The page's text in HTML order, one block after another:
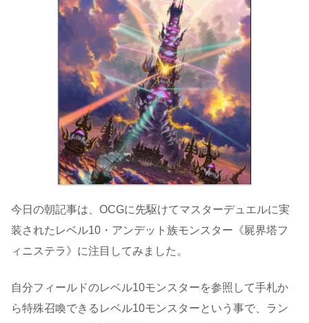
今日の朝記事は、OCGに先駆けてマスターデュエルに実
装されたレベル10・アンデット族モンスター《屍界塔フ
ィニステラ》に注目してみました。
自分フィールドのレベル10モンスターを参照して手札か
ら特殊召喚できるレベル10モンスターという事で、ラン